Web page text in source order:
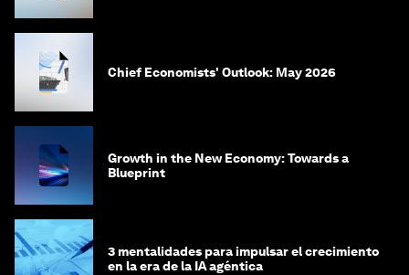
Chief Economists' Outlook: May 2026
Growth in the New Economy: Towards a
Blueprint
3 mentalidades para impulsar el crecimiento
en la era de la IA agéntica